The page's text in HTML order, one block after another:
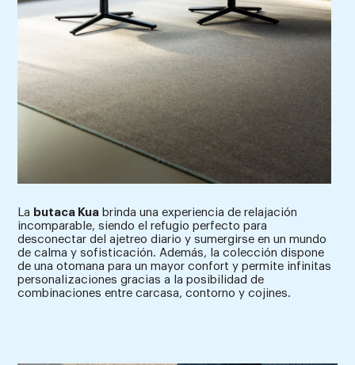
La butaca Kua brinda una experiencia de relajación
incomparable, siendo el refugio perfecto para
desconectar del ajetreo diario y sumergirse en un mundo
de calma y sofisticación. Además, la colección dispone
de una otomana para un mayor confort y permite infinitas
personalizaciones gracias a la posibilidad de
combinaciones entre carcasa, contorno y cojines.